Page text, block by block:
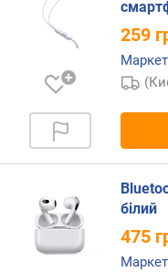
о
г
и
м
о
о
р
о
259
білий
475